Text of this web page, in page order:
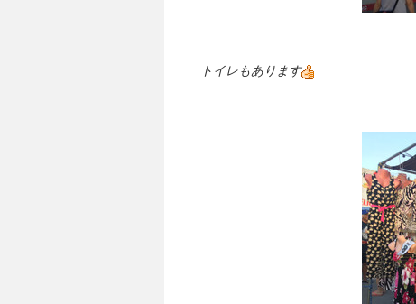
トイレもあります